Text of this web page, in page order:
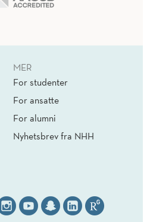
MER
For studenter
For ansatte
For alumni
Nyhetsbrev fra NHH